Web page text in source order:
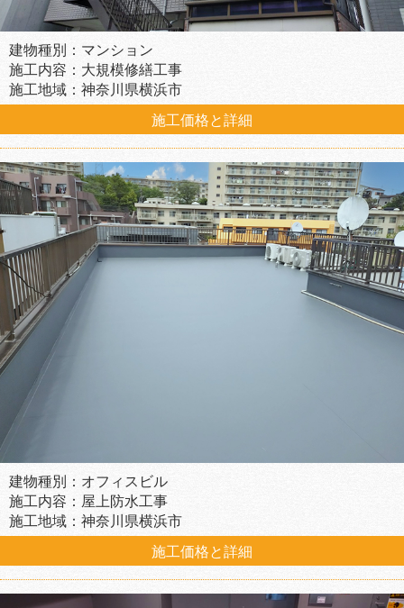
建物種別：マンション
施工内容：大規模修繕工事
施工地域：神奈川県横浜市
施工価格と詳細
建物種別：オフィスビル
施工内容：屋上防水工事
施工地域：神奈川県横浜市
施工価格と詳細